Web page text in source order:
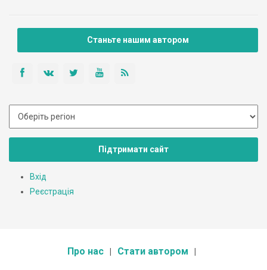
Станьте нашим автором
Підтримати сайт
Вхід
Реєстрація
Про нас Стати автором